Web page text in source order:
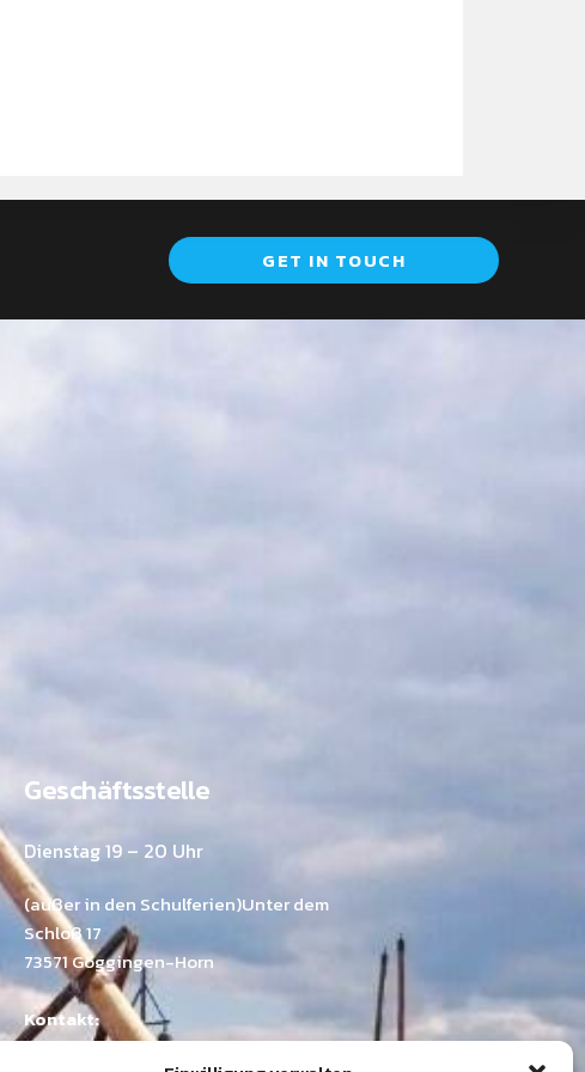
GET IN TOUCH
Geschäftsstelle
Dienstag 19 – 20 Uhr
(außer in den Schulferien)Unter dem
Schloß 17
73571 Göggingen-Horn
Kontakt:
Ramona Emer